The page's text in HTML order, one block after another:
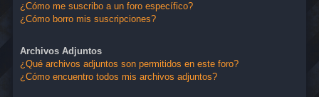
¿Cómo me suscribo a un foro específico?
¿Cómo borro mis suscripciones?
Archivos Adjuntos
¿Qué archivos adjuntos son permitidos en este foro?
¿Cómo encuentro todos mis archivos adjuntos?